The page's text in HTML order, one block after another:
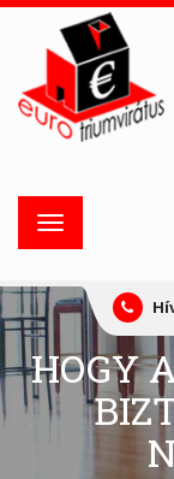
Toggle
navigation
HOGY